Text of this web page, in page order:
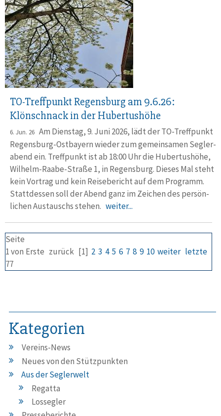
TO-Treffpunkt Regensburg am 9.6.26:
Klönschnack in der Hubertushöhe
6. Jun. 26 Am Dienstag, 9. Juni 2026, lädt der TO-Treffpunkt
Regens­burg-Ostbayern wieder zum gemein­samen Segler­
abend ein. Treff­punkt ist ab 18:00 Uhr die Hubertus­höhe,
Wilhelm-Raabe-Straße 1, in Regens­burg. Dieses Mal steht
kein Vortrag und kein Reise­bericht auf dem Programm.
Statt­dessen soll der Abend ganz im Zeichen des persön­
lichen Austauschs stehen. weiter...
Seite
1 von
77
Erste zurück [1] 2 3 4 5 6 7 8 9 10 weiter letzte
Kategorien
Vereins-News
Neues von den Stützpunkten
Aus der Seglerwelt
Regatta
Lossegler